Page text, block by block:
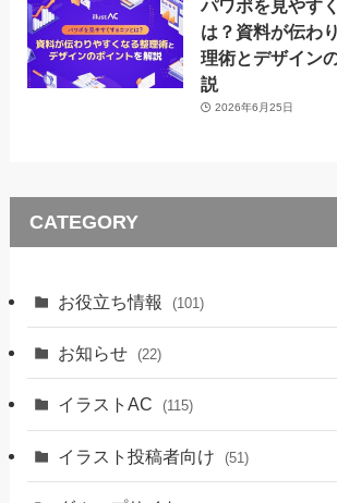
パワポを見やす
は？資料が伝わ
理術とデザイン
説
2026年6月25日
CATEGORY
お役立ち情報 (101)
お知らせ (22)
イラストAC (115)
イラスト投稿者向け (51)